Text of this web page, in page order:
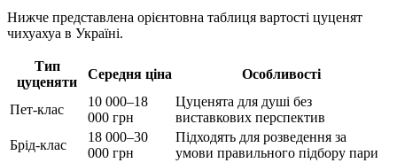
Нижче представлена орієнтовна таблиця вартості цуценят
чихуахуа в Україні.
Тип
цуценяти
Середня ціна Особливості
Пет-клас
10 000–18
000 грн
Цуценята для душі без
виставкових перспектив
Брід-клас
18 000–30
000 грн
Підходять для розведення за
умови правильного підбору пари